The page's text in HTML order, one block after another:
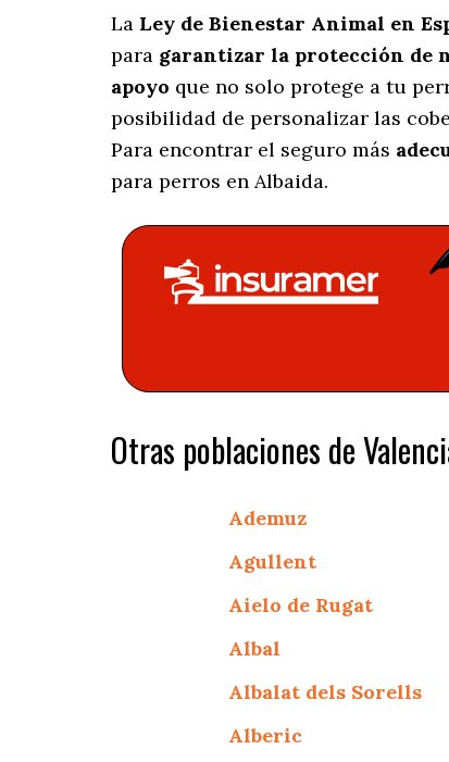
La Ley de Bienestar Animal en
para garantizar la protección de
apoyo que no solo protege a tu
posibilidad de personalizar las
Para encontrar el seguro más
para perros en Albaida.
Otras poblaciones de
Ademuz
Agullent
Aielo de Rugat
Albal
Albalat dels Sorells
Alberic